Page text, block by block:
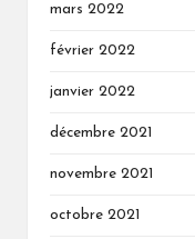
mars 2022
février 2022
janvier 2022
décembre 2021
novembre 2021
octobre 2021